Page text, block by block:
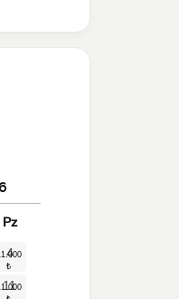
Pz
4
11